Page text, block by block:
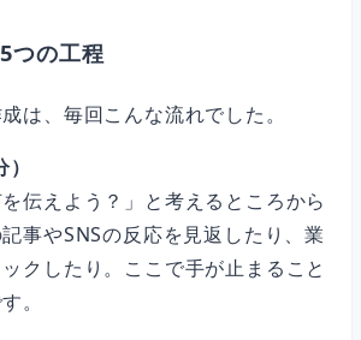
ールは何を使っていますか？
のメルマガを自動生成できますか？
つの工程
は、毎回こんな流れでした。
を伝えよう？」と考えるところから
事やSNSの反応を見返したり、業
クしたり。ここで手が止まること
。